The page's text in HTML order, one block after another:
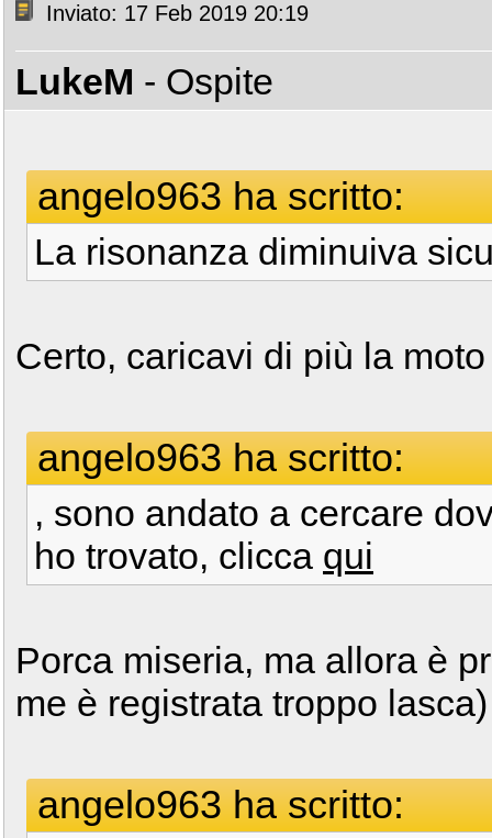
Inviato: 17 Feb 2019 20:19
LukeM - Ospite
angelo963 ha scritto:
La risonanza diminuiva
Certo, caricavi di più la
angelo963 ha scritto:
, sono andato a cercare
ho trovato, clicca qui
Porca miseria, ma allora è
me è registrata troppo lasca)
angelo963 ha scritto: